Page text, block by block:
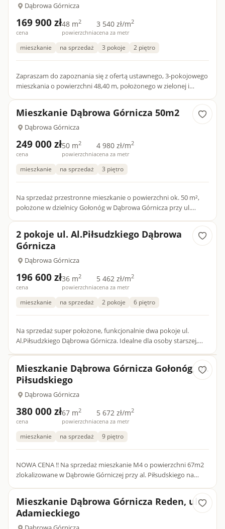
Dąbrowa Górnicza
169 900 zł
cena
48 m2
powierzchnia
3 540 zł/m2
cena za metr
mieszkanie na sprzedaż 3 pokoje 2 piętro
Zapraszam do zapoznania się z ofertą ustawnego, 3-pokojowego
mieszkania o powierzchni 48,40 m, położonego w zielonej i
Mieszkanie Dąbrowa Górnicza 50m2
Dąbrowa Górnicza
249 000 zł
cena
50 m2
powierzchnia
4 980 zł/m2
cena za metr
mieszkanie na sprzedaż 3 piętro
Na sprzedaż przestronne mieszkanie o powierzchni ok. 50 m²,
położone w dzielnicy Gołonóg w Dąbrowa Górnicza przy ul.
2 pokoje ul. Al.Piłsudzkiego Dąbrowa
Górnicza
Dąbrowa Górnicza
196 600 zł
cena
36 m2
powierzchnia
5 462 zł/m2
cena za metr
mieszkanie na sprzedaż 2 pokoje 6 piętro
Na sprzedaż super położone, funkcjonalnie dwa pokoje ul.
Al.Piłsudzkiego Dąbrowa Górnicza. Idealne dla osoby starszej,
Mieszkanie Dąbrowa Górnicza Gołonóg, ul.
Piłsudskiego
Dąbrowa Górnicza
380 000 zł
cena
67 m2
powierzchnia
5 672 zł/m2
cena za metr
mieszkanie na sprzedaż 9 piętro
NOWA CENA !! Na sprzedaż mieszkanie M4 o powierzchni 67m2
zlokalizowane w Dąbrowie Górniczej przy al. Piłsudskiego na
Mieszkanie Dąbrowa Górnicza Reden, ul.
Adamieckiego